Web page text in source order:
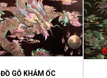
ĐỒ GỖ KHẢM ỐC